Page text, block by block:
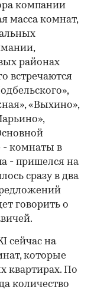
компании
масса комнат,
районах
встречаются
«Выхино»,
- комнаты в
- пришелся на
сразу в два
говорить о
сейчас на
которые
квартирах. По
количество